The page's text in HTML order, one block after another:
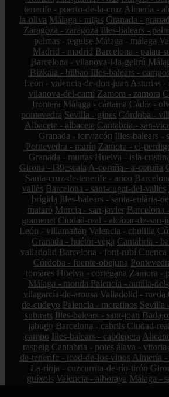
tenerife - puerto-de-la-cruz Almería -
la-oliva Málaga - mijas Granada -
Zaragoza - zaragoza Illes-balears -
palmas - teguise Málaga - málaga
Madrid - madrid Barcelona - palau-
Barcelona - vilanova-i-la-geltrú
Bizkaia - bilbao Illes-balears -
León - valencia-de-don-juan Asturias -
vilanova-del-camí Zamora - zamora
frontera Málaga - cártama Cádiz -
pontevedra Sevilla - gines Córdoba -
Albacete - albacete Cantabria - san-
Granada - torvizcón Illes-balears -
Pontevedra - marín Zamora - el-
Granada - murtas Huelva - isla-
Girona - l39escala A-coruña - a-coruña
Santa-cruz-de-tenerife - arico
vallès Barcelona - sant-cugat-del-vallès
brígida Illes-balears - santa-eulària-
mataró Murcia - san-javier Barcelona
gramenet Ciudad-real - alcázar-de-san-
León - villamañán Valencia - chulilla
Granada - huétor-vega Cantabria -
valladolid Barcelona - font-rubí Cuenca
Córdoba - fuente-obejuna
tomares Huelva - cortegana Zamora -
Málaga - monda Palencia - autilla-
vilagarcía-de-arousa Valladolid - rueda
de-cudeyo Palencia - moratinos Sevilla
subirats Illes-balears - sant-joan
jabugo Barcelona - cabrils Ciudad-
campo Illes-balears - capdepera
raspeig Cantabria - potes álava -
de-tenerife - icod-de-los-vinos Almería -
La-rioja - cuzcurrita-de-río-tirón
guíxols Valencia - alboraya Málaga -